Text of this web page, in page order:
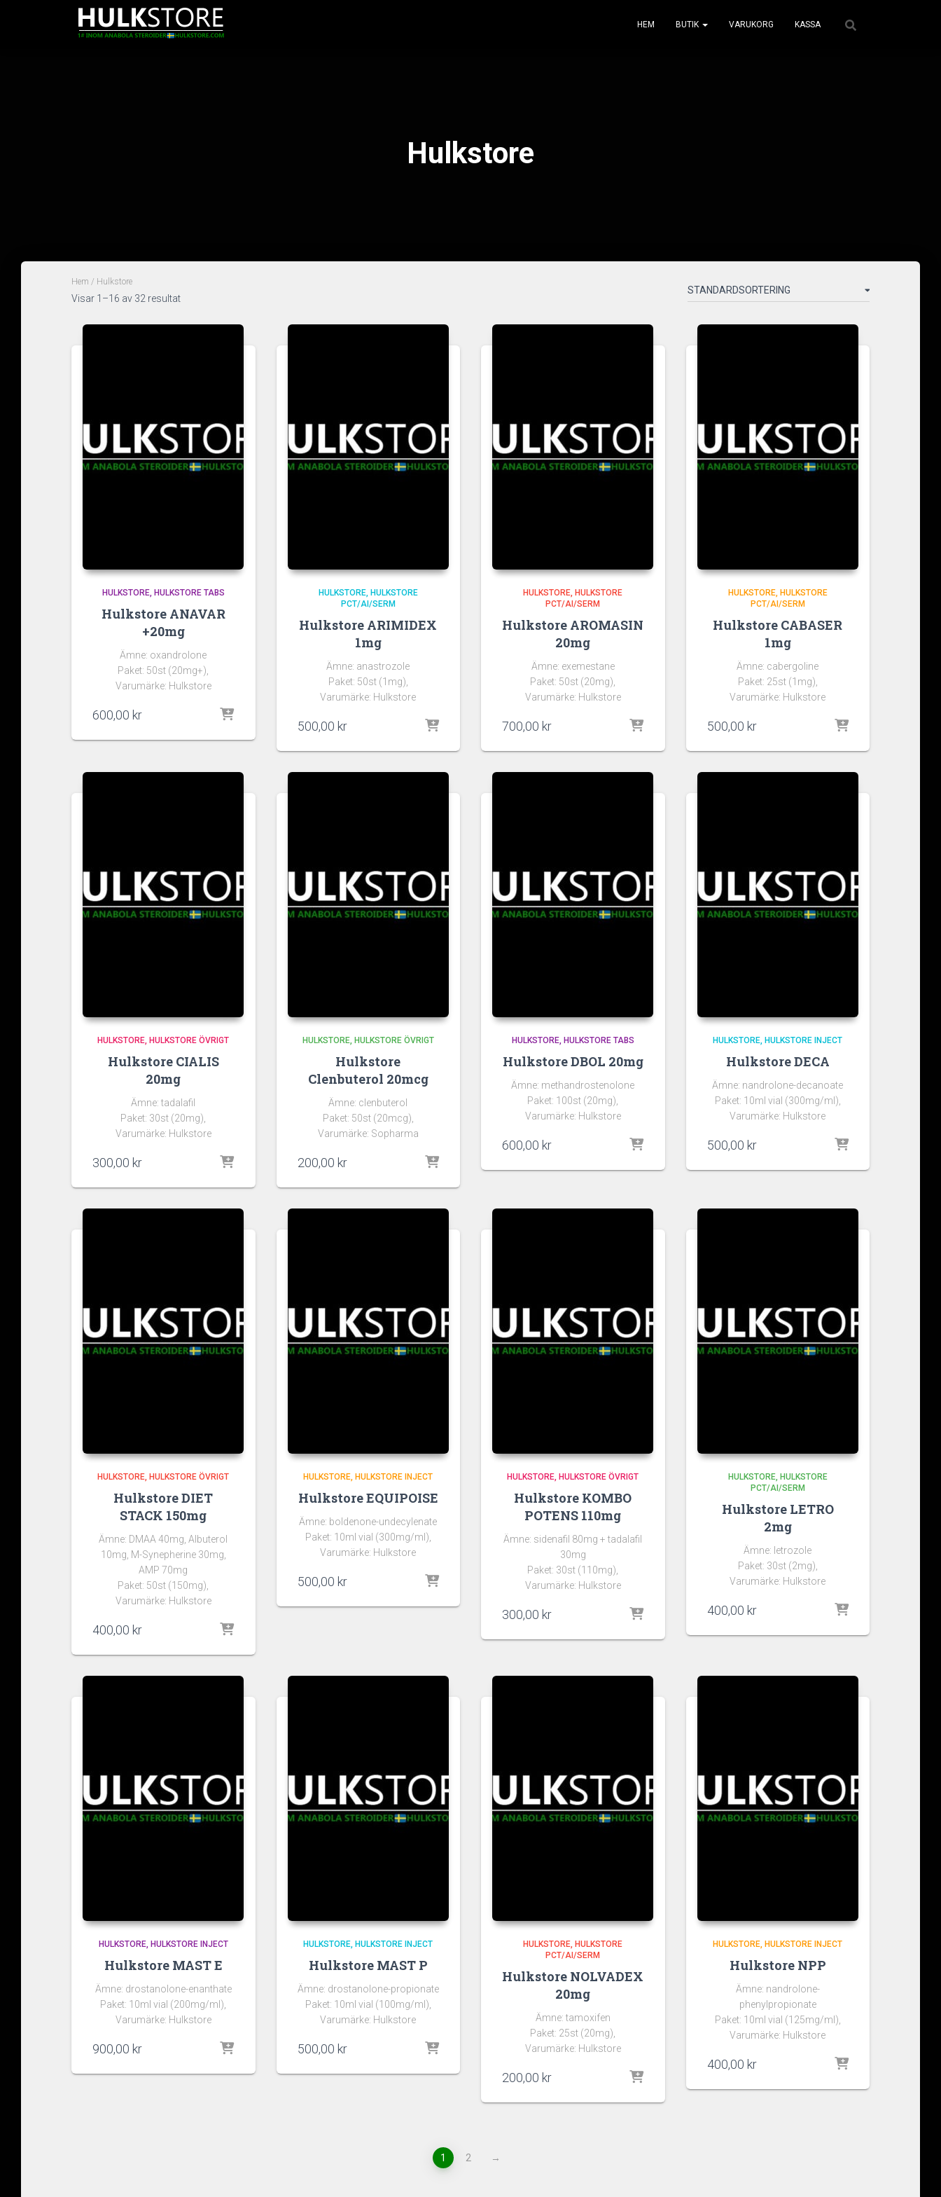
HEM BUTIK VARUKORG KASSA
Hulkstore
Hem / Hulkstore
Visar 1–16 av 32 resultat
HULKSTORE HULKSTORE TABS
Hulkstore ANAVAR
+20mg
Ämne: oxandrolone
Paket: 50st (20mg+),
Varumärke: Hulkstore
600,00 kr
HULKSTORE HULKSTORE
PCT/AI/SERM
Hulkstore ARIMIDEX
1mg
Ämne: anastrozole
Paket: 50st (1mg),
Varumärke: Hulkstore
500,00 kr
HULKSTORE HULKSTORE
PCT/AI/SERM
Hulkstore AROMASIN
20mg
Ämne: exemestane
Paket: 50st (20mg),
Varumärke: Hulkstore
700,00 kr
HULKSTORE HULKSTORE
PCT/AI/SERM
Hulkstore CABASER
1mg
Ämne: cabergoline
Paket: 25st (1mg),
Varumärke: Hulkstore
500,00 kr
HULKSTORE HULKSTORE ÖVRIGT
Hulkstore CIALIS
20mg
Ämne: tadalafil
Paket: 30st (20mg),
Varumärke: Hulkstore
300,00 kr
HULKSTORE HULKSTORE ÖVRIGT
Hulkstore
Clenbuterol 20mcg
Ämne: clenbuterol
Paket: 50st (20mcg),
Varumärke: Sopharma
200,00 kr
HULKSTORE HULKSTORE TABS
Hulkstore DBOL 20mg
Ämne: methandrostenolone
Paket: 100st (20mg),
Varumärke: Hulkstore
600,00 kr
HULKSTORE HULKSTORE INJECT
Hulkstore DECA
Ämne: nandrolone-decanoate
Paket: 10ml vial (300mg/ml),
Varumärke: Hulkstore
500,00 kr
HULKSTORE HULKSTORE ÖVRIGT
Hulkstore DIET
STACK 150mg
Ämne: DMAA 40mg, Albuterol
10mg, M-Synepherine 30mg,
AMP 70mg
Paket: 50st (150mg),
Varumärke: Hulkstore
400,00 kr
HULKSTORE HULKSTORE INJECT
Hulkstore EQUIPOISE
Ämne: boldenone-undecylenate
Paket: 10ml vial (300mg/ml),
Varumärke: Hulkstore
500,00 kr
HULKSTORE HULKSTORE ÖVRIGT
Hulkstore KOMBO
POTENS 110mg
Ämne: sidenafil 80mg + tadalafil
30mg
Paket: 30st (110mg),
Varumärke: Hulkstore
300,00 kr
HULKSTORE HULKSTORE
PCT/AI/SERM
Hulkstore LETRO
2mg
Ämne: letrozole
Paket: 30st (2mg),
Varumärke: Hulkstore
400,00 kr
HULKSTORE HULKSTORE INJECT
Hulkstore MAST E
Ämne: drostanolone-enanthate
Paket: 10ml vial (200mg/ml),
Varumärke: Hulkstore
900,00 kr
HULKSTORE HULKSTORE INJECT
Hulkstore MAST P
Ämne: drostanolone-propionate
Paket: 10ml vial (100mg/ml),
Varumärke: Hulkstore
500,00 kr
HULKSTORE HULKSTORE
PCT/AI/SERM
Hulkstore NOLVADEX
20mg
Ämne: tamoxifen
Paket: 25st (20mg),
Varumärke: Hulkstore
200,00 kr
HULKSTORE HULKSTORE INJECT
Hulkstore NPP
Ämne: nandrolone-
phenylpropionate
Paket: 10ml vial (125mg/ml),
Varumärke: Hulkstore
400,00 kr
1 2 →